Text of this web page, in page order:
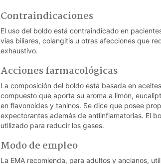
Contraindicaciones
El uso del boldo está contraindicado en
vías biliares, colangitis u otras afecciones que
exhaustivo.
Acciones farmacológicas
La composición del boldo está basada en
compuesto que aporta su aroma a limón,
en flavonoides y taninos. Se dice que posee
expectorantes además de antiinflamatorias. El
utilizado para reducir los gases.
Modo de empleo
La EMA recomienda, para adultos y ancianos,